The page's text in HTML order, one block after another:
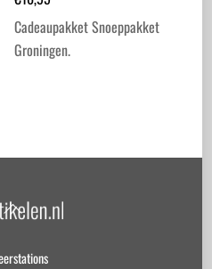
Cadeaupakket Snoeppakket
Groningen.
Back
Top